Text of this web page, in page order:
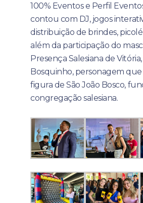
100% Eventos e Perfil
contou com DJ, jogos
distribuição de brindes,
além da participação do
Presença Salesiana de
Bosquinho, personagem
figura de São João Bosco,
congregação salesiana.